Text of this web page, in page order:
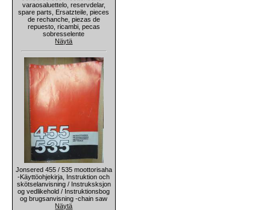
varaosaluettelo, reservdelar,
spare parts, Ersatzteile, pieces
de rechanche, piezas de
repuesto, ricambi, pecas
sobresselente
Näytä
Jonsered 455 / 535 moottorisaha
-Käyttöohjekirja, Instruktion och
skötselanvisning / Instruksksjon
og vedlikehold / Instruktionsbog
og brugsanvisning -chain saw
Näytä